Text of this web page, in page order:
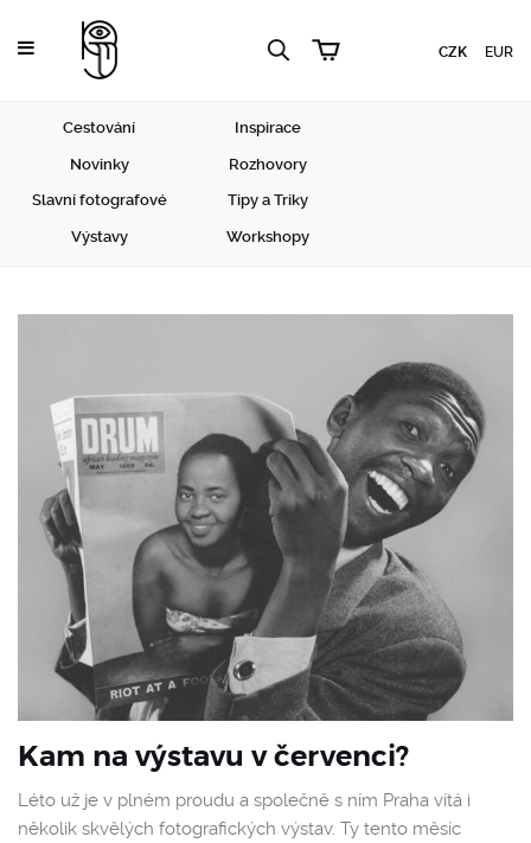
CZK EUR
Cestování Inspirace
Novinky Rozhovory
Slavní fotografové Tipy a Triky
Výstavy Workshopy
Kam na výstavu v červenci?
Léto už je v plném proudu a společně s ním Praha vítá i
několik skvělých fotografických výstav. Ty tento měsíc